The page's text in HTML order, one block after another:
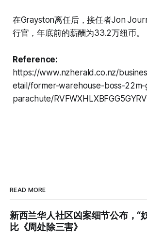
在Grayston离任后，接任者Jon
行官，年底前的薪酬为33.2万纽币。
Reference:
https://www.nzherald.co.nz/
etail/former-warehouse-boss-
parachute/
READ MORE
新西兰华人社区凶案细节公布，“
比《周处除三害》